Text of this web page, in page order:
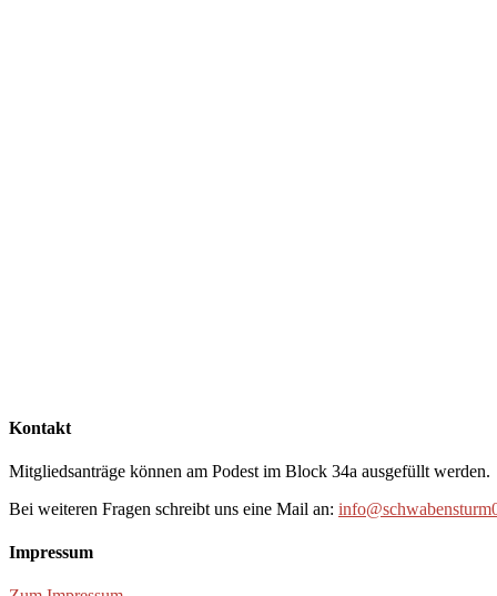
Kontakt
Mitgliedsanträge können am Podest im Block 34a ausgefüllt werden.
Bei weiteren Fragen schreibt uns eine Mail an:
Impressum